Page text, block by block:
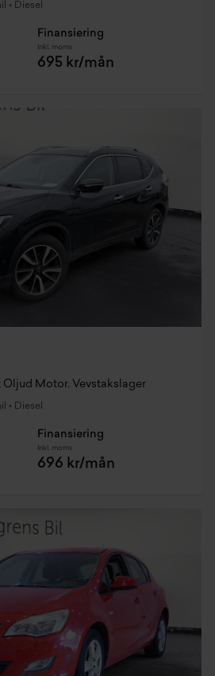
• Diesel
Finansiering
Inkl. moms
695 kr/mån
Oljud Motor. Vevstakslager
• Diesel
Finansiering
Inkl. moms
696 kr/mån